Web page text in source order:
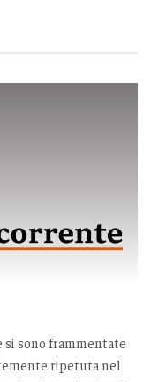
si sono frammentate
ripetuta nel